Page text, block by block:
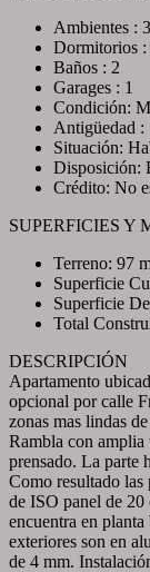
Ambientes : 3
Dormitorios :
Baños : 2
Garages : 1
Condición:
Antigüedad :
Situación:
Disposición:
Crédito: No
SUPERFICIES Y
Terreno: 97
Superficie
Superficie
Total
DESCRIPCIÓN
Apartamento
opcional por calle
zonas mas lindas
Rambla con amplia
prensado. La parte
Como resultado las
de ISO panel de 20
encuentra en
exteriores son en
de 4 mm.